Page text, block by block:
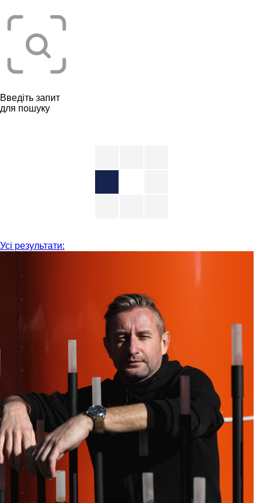
Введіть запит
для пошуку
Усі результати: